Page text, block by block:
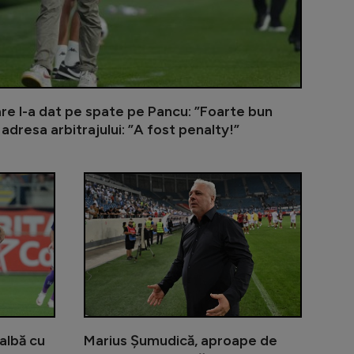
l-a dat pe spate pe Pancu: ”Foarte bun
arbitrajului: ”A fost penalty!”
în UTA - Rapid și ar putea lipsi 6 luni!
Surpriză: Ștefan Baiaram, propus la o echipă din
cu
UTA -
Marius Șumudică, aproape de